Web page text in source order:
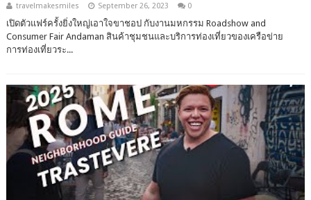
travelmakesmiles September 26, 2023 0
เปิดตัวแฟร์ครั้งยิ่งใหญ่เอาใจขาชอป กับงานมหกรรม Roadshow and
Consumer Fair Andaman สินค้าชุมชนและบริการท่องเที่ยวของเครือข่าย
การท่องเที่ยวระ...